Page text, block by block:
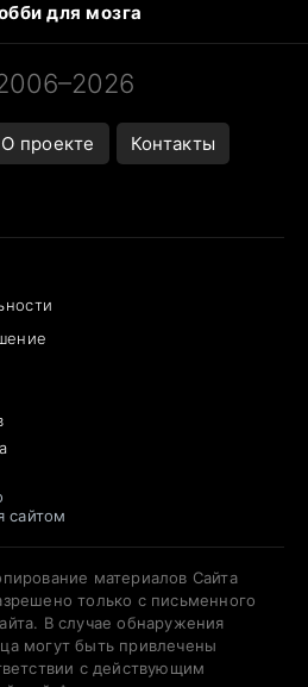
для мозга
в океанариуме
О проекте Контакты
сайтом
материалов Сайта
только с письменного
В случае обнаружения
могут быть привлечены
с действующим